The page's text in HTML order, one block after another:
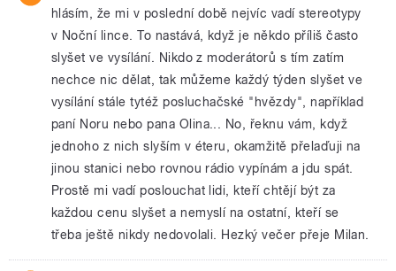
hlásím, že mi v poslední době nejvíc vadí stereotypy
v Noční lince. To nastává, když je někdo příliš často
slyšet ve vysílání. Nikdo z moderátorů s tím zatím
nechce nic dělat, tak můžeme každý týden slyšet ve
vysílání stále tytéž posluchačské "hvězdy", například
paní Noru nebo pana Olina... No, řeknu vám, když
jednoho z nich slyším v éteru, okamžitě přelaďuji na
jinou stanici nebo rovnou rádio vypínám a jdu spát.
Prostě mi vadí poslouchat lidi, kteří chtějí být za
každou cenu slyšet a nemyslí na ostatní, kteří se
třeba ještě nikdy nedovolali. Hezký večer přeje Milan.